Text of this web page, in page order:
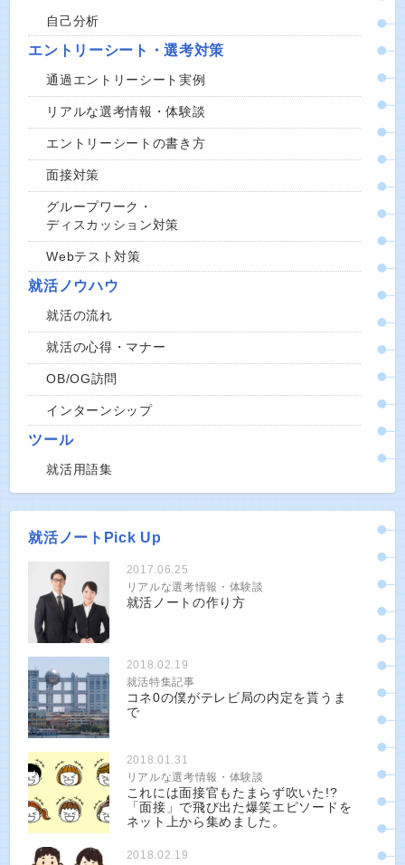
自己分析
エントリーシート・選考対策
通過エントリーシート実例
リアルな選考情報・体験談
エントリーシートの書き方
面接対策
グループワーク・
ディスカッション対策
Webテスト対策
就活ノウハウ
就活の流れ
就活の心得・マナー
OB/OG訪問
インターンシップ
ツール
就活用語集
就活ノートPick Up
2017.06.25
リアルな選考情報・体験談
就活ノートの作り方
2018.02.19
就活特集記事
コネ0の僕がテレビ局の内定を貰うま
で
2018.01.31
リアルな選考情報・体験談
これには面接官もたまらず吹いた!?
「面接」で飛び出た爆笑エピソードを
ネット上から集めました。
2018.02.19